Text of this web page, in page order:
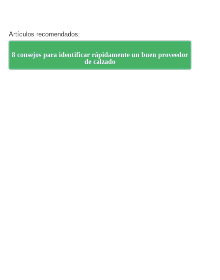
Artículos recomendados:
8 consejos para identificar rápidamente un buen proveedor
de calzado